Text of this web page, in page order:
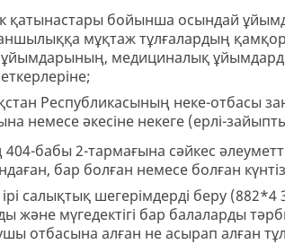
қатынастары бойынша осындай
мұқтаж тұлғалардың
медициналық
Республикасының неке-отбасы
немесе әкесіне некеге (ерлі-
404-бабы 2-тармағына сәйкес
бар болған немесе болған
салықтық шегерімдерді беру (882*4
және мүгедектігі бар балаларды
отбасына алған не асырап алған